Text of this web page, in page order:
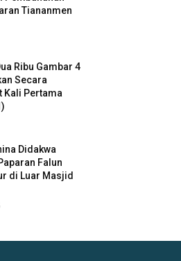
Tiananmen
Ribu Gambar 4
Secara
Kali Pertama
Didakwa
Falun
di Luar Masjid